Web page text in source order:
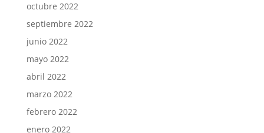
octubre 2022
septiembre 2022
junio 2022
mayo 2022
abril 2022
marzo 2022
febrero 2022
enero 2022